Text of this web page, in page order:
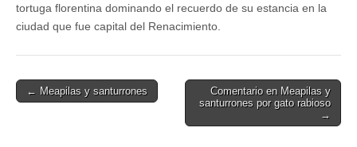
tortuga florentina dominando el recuerdo de su estancia en la
ciudad que fue capital del Renacimiento.
Post
← Meapilas y santurrones
Comentario en Meapilas y
santurrones por gato rabioso
→